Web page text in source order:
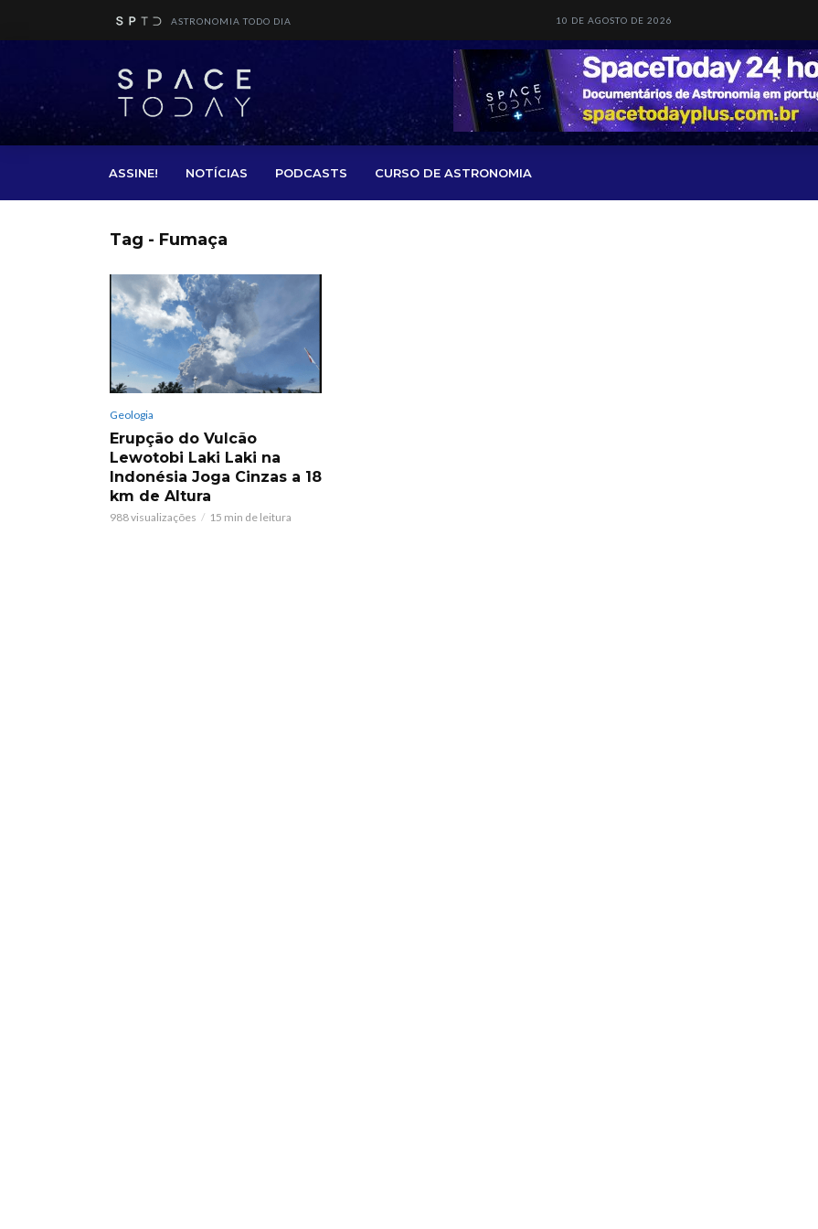
ASTRONOMIA TODO DIA 10 DE AGOSTO DE 2026
ASSINE! NOTÍCIAS PODCASTS CURSO DE ASTRONOMIA
Tag - Fumaça
Geologia
Erupção do Vulcão
Lewotobi Laki Laki na
Indonésia Joga Cinzas a 18
km de Altura
988 visualizações 15 min de leitura